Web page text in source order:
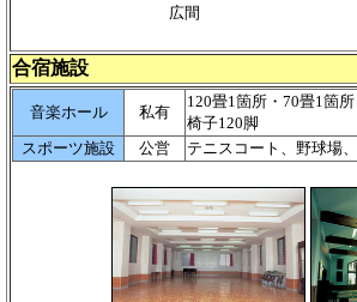
広間
合宿施設
音楽ホール 私有
120畳1箇所・70畳1箇
椅子120脚
スポーツ施設
公営 テニスコート、野球場